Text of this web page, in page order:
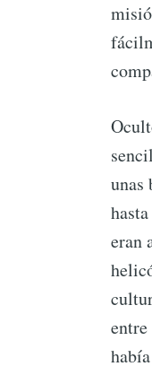
unas
eran